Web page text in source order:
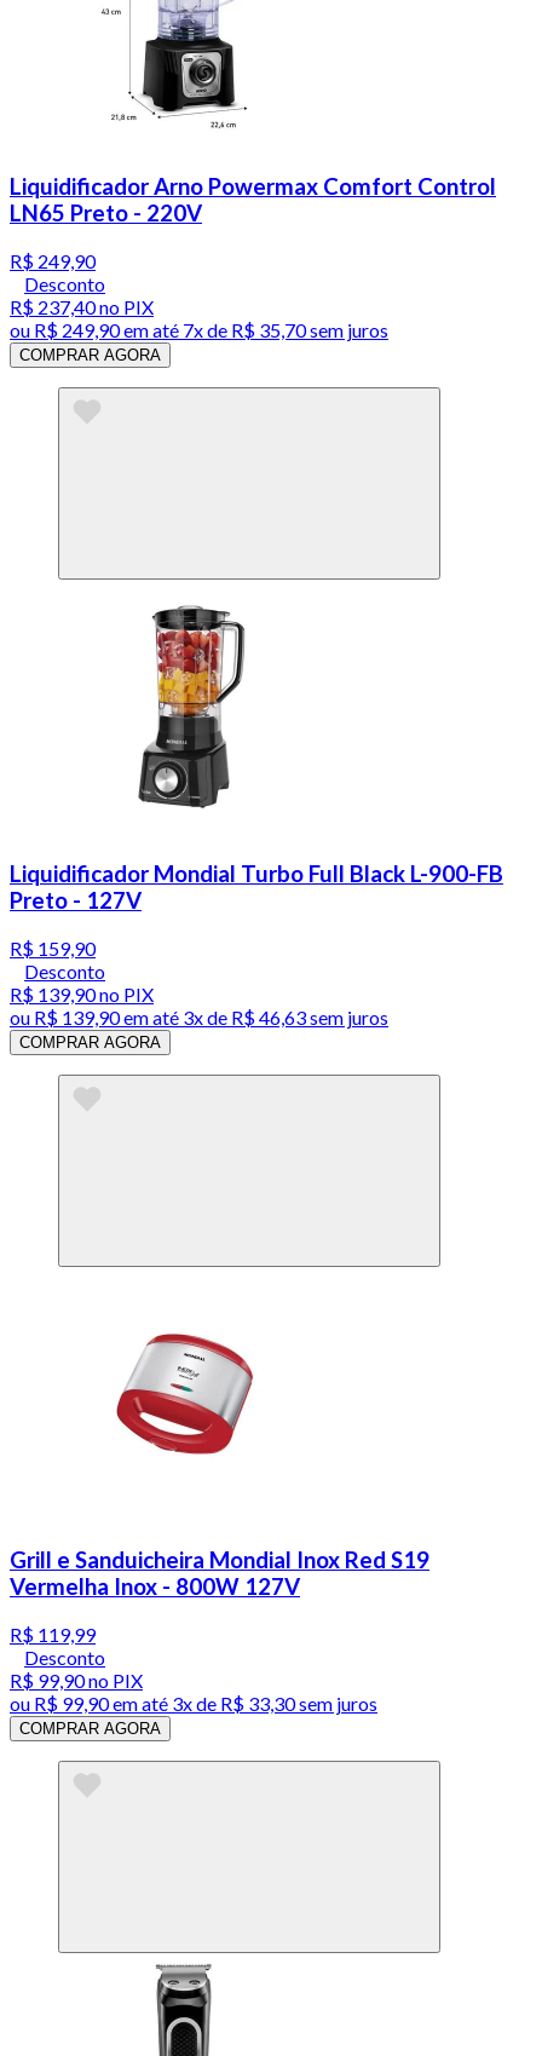
Liquidificador Arno Powermax Comfort Control
LN65 Preto - 220V
R$ 249,90
Desconto
R$ 237,40no PIX
ou R$ 249,90em até 7x de R$ 35,70 sem juros
COMPRAR AGORA
Liquidificador Mondial Turbo Full Black L-900-FB
Preto - 127V
R$ 159,90
Desconto
R$ 139,90no PIX
ou R$ 139,90em até 3x de R$ 46,63 sem juros
COMPRAR AGORA
Grill e Sanduicheira Mondial Inox Red S19
Vermelha Inox - 800W 127V
R$ 119,99
Desconto
R$ 99,90no PIX
ou R$ 99,90em até 3x de R$ 33,30 sem juros
COMPRAR AGORA